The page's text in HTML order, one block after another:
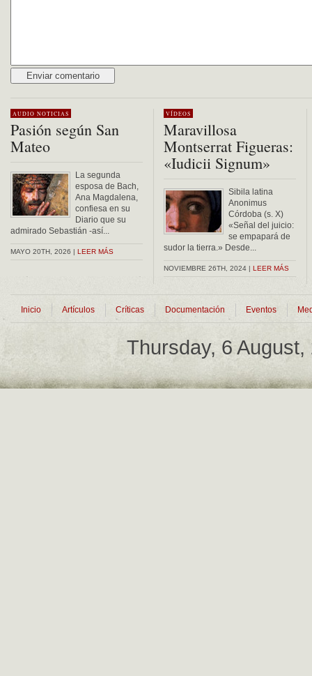
AUDIO NOTICIAS
Pasión según San
Mateo
La segunda
esposa de Bach,
Ana Magdalena,
confiesa en su
Diario que su
admirado Sebastián -así...
MAYO 20TH, 2026 | LEER MÁS
VÍDEOS
Maravillosa
Montserrat Figueras:
«Iudicii Signum»
Sibila latina
Anonimus
Córdoba (s. X)
«Señal del juicio:
se empapará de
sudor la tierra.» Desde...
NOVIEMBRE 26TH, 2024 | LEER MÁS
Inicio Artículos Críticas Documentación Eventos
Thursday, 6